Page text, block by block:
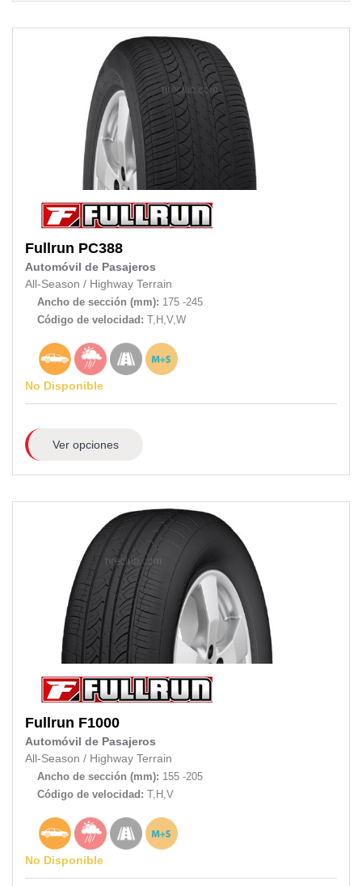
Fullrun PC388
Automóvil de Pasajeros
All-Season / Highway Terrain
Ancho de sección (mm): 175 -245
Código de velocidad: T,H,V,W
No Disponible
Ver opciones
Fullrun F1000
Automóvil de Pasajeros
All-Season / Highway Terrain
Ancho de sección (mm): 155 -205
Código de velocidad: T,H,V
No Disponible